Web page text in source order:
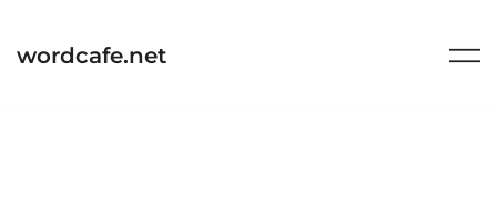
содержимому
wordcafe.net